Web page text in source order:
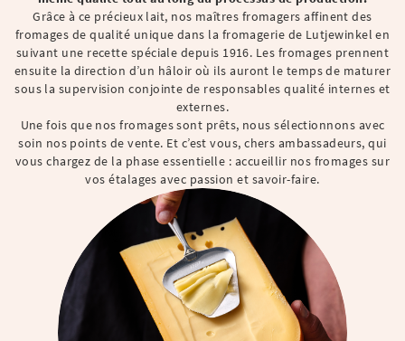
Grâce à ce précieux lait, nos maîtres fromagers affinent des
fromages de qualité unique dans la fromagerie de Lutjewinkel en
suivant une recette spéciale depuis 1916. Les fromages prennent
ensuite la direction d’un hâloir où ils auront le temps de maturer
sous la supervision conjointe de responsables qualité internes et
externes.
Une fois que nos fromages sont prêts, nous sélectionnons avec
soin nos points de vente. Et c’est vous, chers ambassadeurs, qui
vous chargez de la phase essentielle : accueillir nos fromages sur
vos étalages avec passion et savoir-faire.